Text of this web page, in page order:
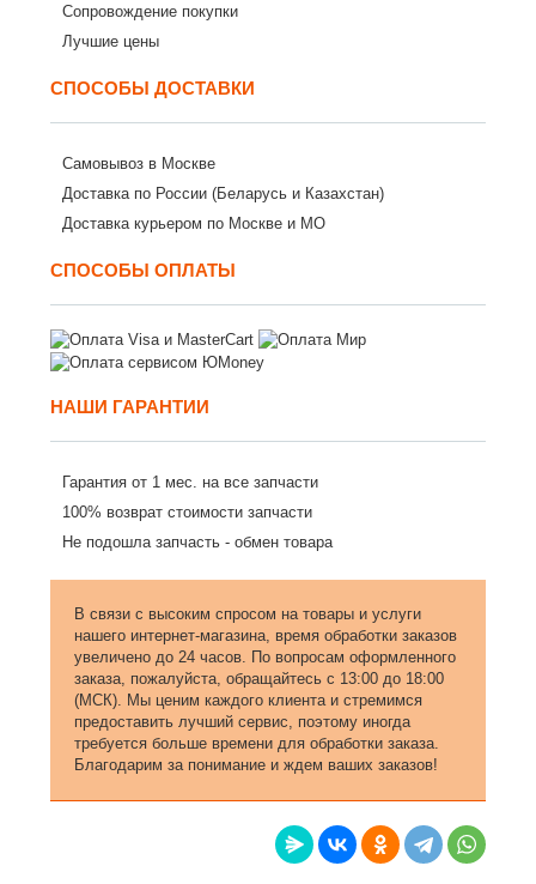
Сопровождение покупки
Лучшие цены
СПОСОБЫ ДОСТАВКИ
Самовывоз в Москве
Доставка по России (Беларусь и Казахстан)
Доставка курьером по Москве и МО
СПОСОБЫ ОПЛАТЫ
НАШИ ГАРАНТИИ
Гарантия от 1 мес. на все запчасти
100% возврат стоимости запчасти
Не подошла запчасть - обмен товара
В связи с высоким спросом на товары и услуги
нашего интернет-магазина, время обработки заказов
увеличено до 24 часов. По вопросам оформленного
заказа, пожалуйста, обращайтесь с 13:00 до 18:00
(МСК). Мы ценим каждого клиента и стремимся
предоставить лучший сервис, поэтому иногда
требуется больше времени для обработки заказа.
Благодарим за понимание и ждем ваших заказов!